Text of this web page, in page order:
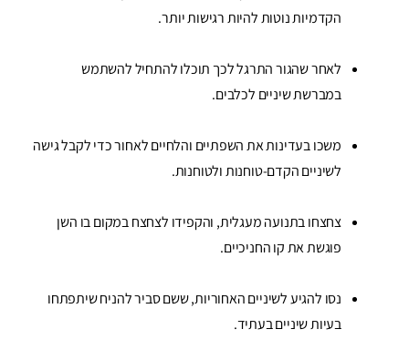
הקדמיות נוטות להיות רגישות יותר.
לאחר שהגור התרגל לכך תוכלו להתחיל להשתמש
במברשת שיניים לכלבים.
משכו בעדינות את השפתיים והלחיים לאחור כדי לקבל גישה
לשיניים הקדם-טוחנות ולטוחנות.
צחצחו בתנועה מעגלית, והקפידו לצחצח במקום בו השן
פוגשת את קו החניכיים.
נסו להגיע לשיניים האחוריות, ששם סביר להניח שיתפתחו
בעיות שיניים בעתיד.